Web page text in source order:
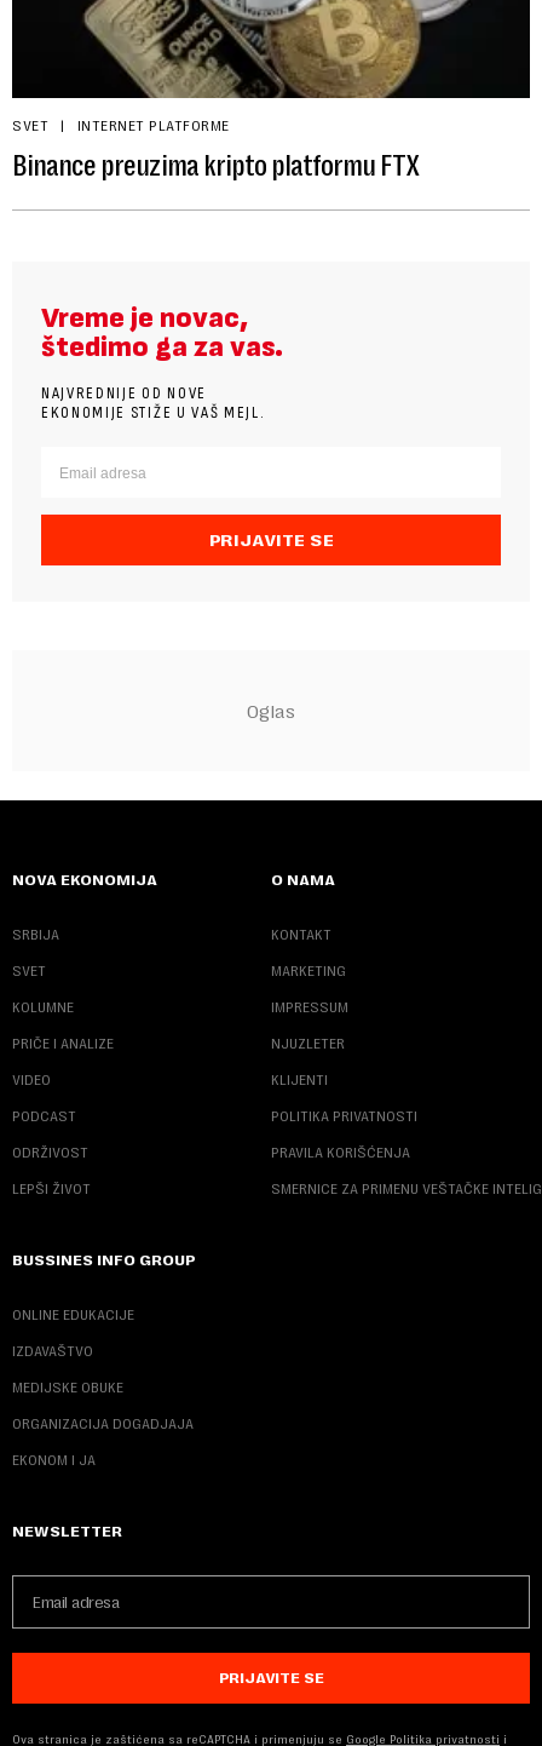
SVET INTERNET PLATFORME
Binance preuzima kripto platformu FTX
Vreme je novac,
štedimo ga za vas.
NAJVREDNIJE OD NOVE
EKONOMIJE STIŽE U VAŠ MEJL.
PRIJAVITE SE
NOVA EKONOMIJA
SRBIJA
SVET
KOLUMNE
PRIČE I ANALIZE
VIDEO
PODCAST
ODRŽIVOST
LEPŠI ŽIVOT
O NAMA
KONTAKT
MARKETING
IMPRESSUM
NJUZLETER
KLIJENTI
POLITIKA PRIVATNOSTI
PRAVILA KORIŠĆENJA
SMERNICE ZA PRIMENU VEŠTAČKE
BUSSINES INFO GROUP
ONLINE EDUKACIJE
IZDAVAŠTVO
MEDIJSKE OBUKE
ORGANIZACIJA DOGADJAJA
EKONOM I JA
NEWSLETTER
PRIJAVITE SE
Ova stranica je zaštićena sa reCAPTCHA i primenjuju se Google Politika privatnosti i